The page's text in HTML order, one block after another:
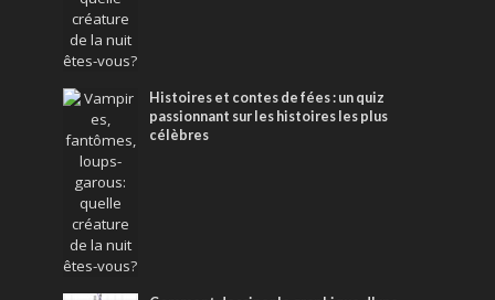
Histoires et contes de fées : un quiz
passionnant sur les histoires les plus
célèbres